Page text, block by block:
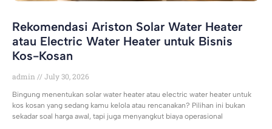
Rekomendasi Ariston Solar Water Heater
atau Electric Water Heater untuk Bisnis
Kos-Kosan
admin July 30, 2026
Bingung menentukan solar water heater atau electric water heater untuk
kos kosan yang sedang kamu kelola atau rencanakan? Pilihan ini bukan
sekadar soal harga awal, tapi juga menyangkut biaya operasional